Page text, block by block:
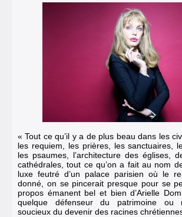
« Tout ce qu’il y a de plus beau dans les
les requiem, les prières, les sanctuaires,
les psaumes, l’architecture des églises,
cathédrales, tout ce qu’on a fait au nom
luxe feutré d’un palace parisien où le
donné, on se pincerait presque pour se
propos émanent bel et bien d’Arielle
quelque défenseur du patrimoine ou
soucieux du devenir des racines